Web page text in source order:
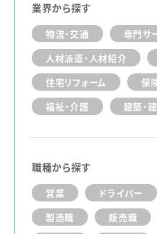
業界から探す
物流・交通
専門サ
人材派遣・人材紹介
住宅リフォーム
保
福祉・介護
建築・
職種から探す
営業 ドライバー
製造職
販売職